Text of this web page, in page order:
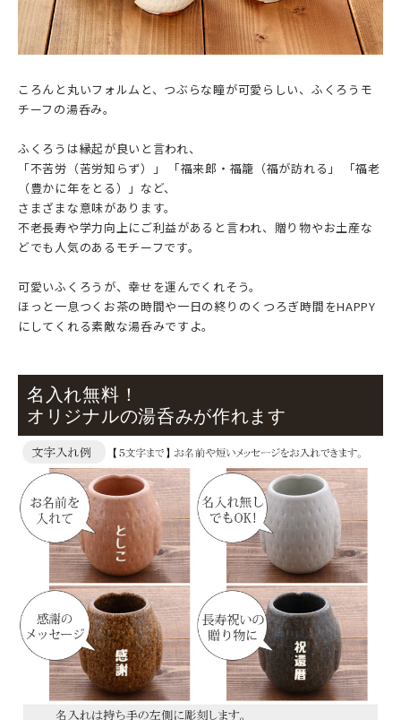
ころんと丸いフォルムと、つぶらな瞳が可愛らしい、ふくろうモ
チーフの湯呑み。
ふくろうは縁起が良いと言われ、
「不苦労（苦労知らず）」 「福来郎・福籠（福が訪れる」 「福老
（豊かに年をとる）」など、
さまざまな意味があります。
不老長寿や学力向上にご利益があると言われ、贈り物やお土産な
どでも人気のあるモチーフです。
可愛いふくろうが、幸せを運んでくれそう。
ほっと一息つくお茶の時間や一日の終りのくつろぎ時間をHAPPY
にしてくれる素敵な湯呑みですよ。
名入れ無料！
オリジナルの湯呑みが作れます